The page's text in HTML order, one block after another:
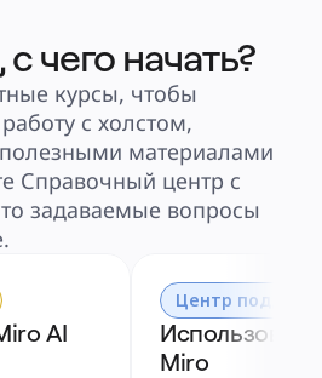
чего начать?
курсы, чтобы
с холстом,
полезными материалами
Справочный центр с
задаваемые вопросы
AI
Центр
Miro